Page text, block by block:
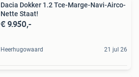
Dacia Dokker 1.2 Tce-Marge-Navi-Airco-
Nette Staat!
€ 9.950,-
Heerhugowaard 21 jul 26